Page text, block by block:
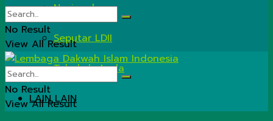
Nasional
Seputar LDII
Tahukah Anda
LAIN LAIN
No Result
View All Result
No Result
View All Result